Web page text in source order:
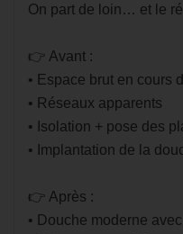
On part de loin… et le
👉 Avant :
• Espace brut en cours
• Réseaux apparents
• Isolation + pose des
• Implantation de la
👉 Après :
• Douche moderne